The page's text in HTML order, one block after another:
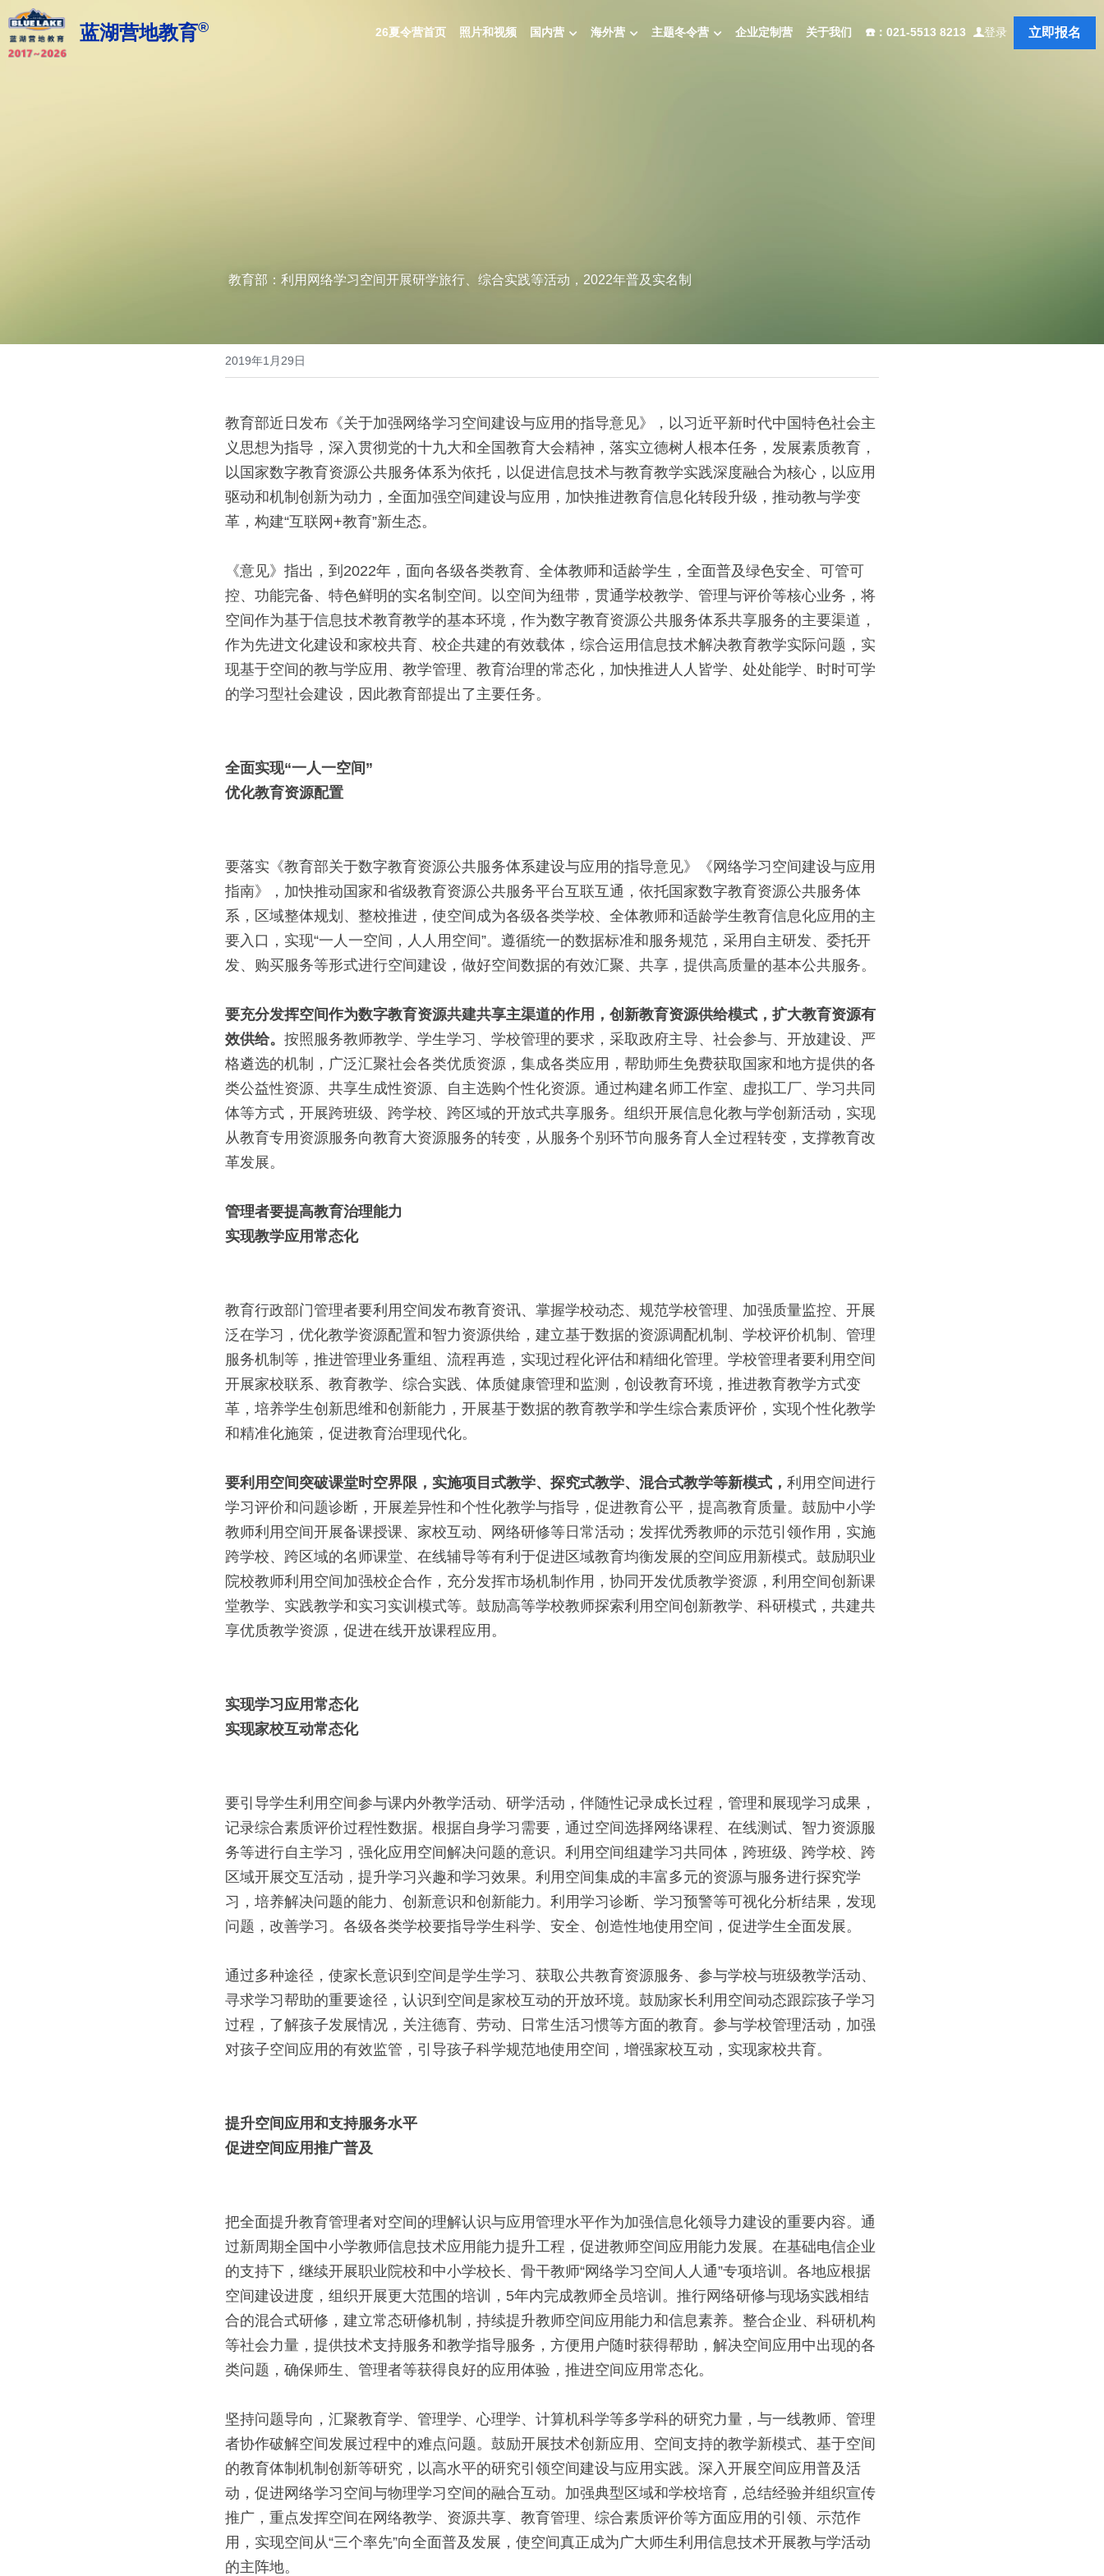
蓝湖营地教育® 26夏令营首页 照片和视频 国内营 海外营 主题冬令营 企业定制营 关于我们 ☎️：021-5513 8213 登录 立即报名
教育部：利用网络学习空间开展研学旅行、综合实践等活动，2022年普及实名制
2019年1月29日
教育部近日发布《关于加强网络学习空间建设与应用的指导意见》，以习近平新时代中国特色社会主
义思想为指导，深入贯彻党的十九大和全国教育大会精神，落实立德树人根本任务，发展素质教育，
以国家数字教育资源公共服务体系为依托，以促进信息技术与教育教学实践深度融合为核心，以应用
驱动和机制创新为动力，全面加强空间建设与应用，加快推进教育信息化转段升级，推动教与学变
革，构建“互联网+教育”新生态。
《意见》指出，到2022年，面向各级各类教育、全体教师和适龄学生，全面普及绿色安全、可管可
控、功能完备、特色鲜明的实名制空间。以空间为纽带，贯通学校教学、管理与评价等核心业务，将
空间作为基于信息技术教育教学的基本环境，作为数字教育资源公共服务体系共享服务的主要渠道，
作为先进文化建设和家校共育、校企共建的有效载体，综合运用信息技术解决教育教学实际问题，实
现基于空间的教与学应用、教学管理、教育治理的常态化，加快推进人人皆学、处处能学、时时可学
的学习型社会建设，因此教育部提出了主要任务。
全面实现“一人一空间”
优化教育资源配置
要落实《教育部关于数字教育资源公共服务体系建设与应用的指导意见》《网络学习空间建设与应用
指南》，加快推动国家和省级教育资源公共服务平台互联互通，依托国家数字教育资源公共服务体
系，区域整体规划、整校推进，使空间成为各级各类学校、全体教师和适龄学生教育信息化应用的主
要入口，实现“一人一空间，人人用空间”。遵循统一的数据标准和服务规范，采用自主研发、委托开
发、购买服务等形式进行空间建设，做好空间数据的有效汇聚、共享，提供高质量的基本公共服务。
要充分发挥空间作为数字教育资源共建共享主渠道的作用，创新教育资源供给模式，扩大教育资源有
效供给。 按照服务教师教学、学生学习、学校管理的要求，采取政府主导、社会参与、开放建设、严
格遴选的机制，广泛汇聚社会各类优质资源，集成各类应用，帮助师生免费获取国家和地方提供的各
类公益性资源、共享生成性资源、自主选购个性化资源。通过构建名师工作室、虚拟工厂、学习共同
体等方式，开展跨班级、跨学校、跨区域的开放式共享服务。组织开展信息化教与学创新活动，实现
从教育专用资源服务向教育大资源服务的转变，从服务个别环节向服务育人全过程转变，支撑教育改
革发展。
管理者要提高教育治理能力
实现教学应用常态化
教育行政部门管理者要利用空间发布教育资讯、掌握学校动态、规范学校管理、加强质量监控、开展
泛在学习，优化教学资源配置和智力资源供给，建立基于数据的资源调配机制、学校评价机制、管理
服务机制等，推进管理业务重组、流程再造，实现过程化评估和精细化管理。学校管理者要利用空间
开展家校联系、教育教学、综合实践、体质健康管理和监测，创设教育环境，推进教育教学方式变
革，培养学生创新思维和创新能力，开展基于数据的教育教学和学生综合素质评价，实现个性化教学
和精准化施策，促进教育治理现代化。
要利用空间突破课堂时空界限，实施项目式教学、探究式教学、混合式教学等新模式， 利用空间进行
学习评价和问题诊断，开展差异性和个性化教学与指导，促进教育公平，提高教育质量。鼓励中小学
教师利用空间开展备课授课、家校互动、网络研修等日常活动；发挥优秀教师的示范引领作用，实施
跨学校、跨区域的名师课堂、在线辅导等有利于促进区域教育均衡发展的空间应用新模式。鼓励职业
院校教师利用空间加强校企合作，充分发挥市场机制作用，协同开发优质教学资源，利用空间创新课
堂教学、实践教学和实习实训模式等。鼓励高等学校教师探索利用空间创新教学、科研模式，共建共
享优质教学资源，促进在线开放课程应用。
实现学习应用常态化
实现家校互动常态化
要引导学生利用空间参与课内外教学活动、研学活动，伴随性记录成长过程，管理和展现学习成果，
记录综合素质评价过程性数据。根据自身学习需要，通过空间选择网络课程、在线测试、智力资源服
务等进行自主学习，强化应用空间解决问题的意识。利用空间组建学习共同体，跨班级、跨学校、跨
区域开展交互活动，提升学习兴趣和学习效果。利用空间集成的丰富多元的资源与服务进行探究学
习，培养解决问题的能力、创新意识和创新能力。利用学习诊断、学习预警等可视化分析结果，发现
问题，改善学习。各级各类学校要指导学生科学、安全、创造性地使用空间，促进学生全面发展。
通过多种途径，使家长意识到空间是学生学习、获取公共教育资源服务、参与学校与班级教学活动、
寻求学习帮助的重要途径，认识到空间是家校互动的开放环境。鼓励家长利用空间动态跟踪孩子学习
过程，了解孩子发展情况，关注德育、劳动、日常生活习惯等方面的教育。参与学校管理活动，加强
对孩子空间应用的有效监管，引导孩子科学规范地使用空间，增强家校互动，实现家校共育。
提升空间应用和支持服务水平
促进空间应用推广普及
把全面提升教育管理者对空间的理解认识与应用管理水平作为加强信息化领导力建设的重要内容。通
过新周期全国中小学教师信息技术应用能力提升工程，促进教师空间应用能力发展。在基础电信企业
的支持下，继续开展职业院校和中小学校长、骨干教师“网络学习空间人人通”专项培训。各地应根据
空间建设进度，组织开展更大范围的培训，5年内完成教师全员培训。推行网络研修与现场实践相结
合的混合式研修，建立常态研修机制，持续提升教师空间应用能力和信息素养。整合企业、科研机构
等社会力量，提供技术支持服务和教学指导服务，方便用户随时获得帮助，解决空间应用中出现的各
类问题，确保师生、管理者等获得良好的应用体验，推进空间应用常态化。
坚持问题导向，汇聚教育学、管理学、心理学、计算机科学等多学科的研究力量，与一线教师、管理
者协作破解空间发展过程中的难点问题。鼓励开展技术创新应用、空间支持的教学新模式、基于空间
的教育体制机制创新等研究，以高水平的研究引领空间建设与应用实践。深入开展空间应用普及活
动，促进网络学习空间与物理学习空间的融合互动。加强典型区域和学校培育，总结经验并组织宣传
推广，重点发挥空间在网络教学、资源共享、教育管理、综合素质评价等方面应用的引领、示范作
用，实现空间从“三个率先”向全面普及发展，使空间真正成为广大师生利用信息技术开展教与学活动
的主阵地。